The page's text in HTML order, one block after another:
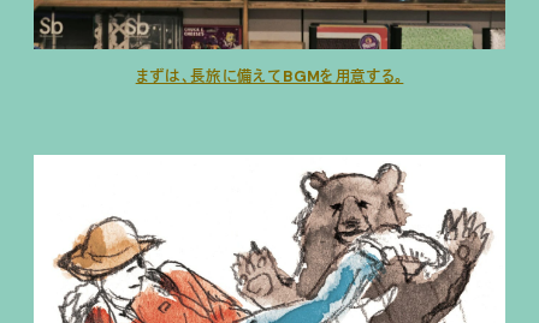
まずは、長旅に備えてBGMを用意する。